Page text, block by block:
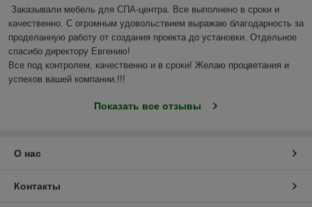
Заказывали мебель для СПА-центра. Все выполнено в сроки и
качественно. С огромным удовольствием выражаю благодарность за
проделанную работу от создания проекта до установки. Отдельное
спасибо директору Евгению!
Все под контролем, качественно и в сроки! Желаю процветания и
успехов вашей компании.!!!
Показать все отзывы
О нас
Контакты